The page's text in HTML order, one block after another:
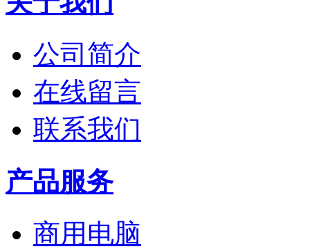
公司简介
在线留言
联系我们
产品服务
商用电脑